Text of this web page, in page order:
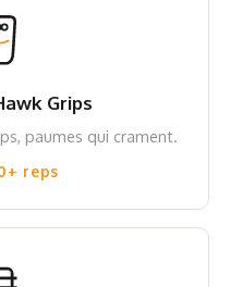
Grips
paumes qui crament.
reps